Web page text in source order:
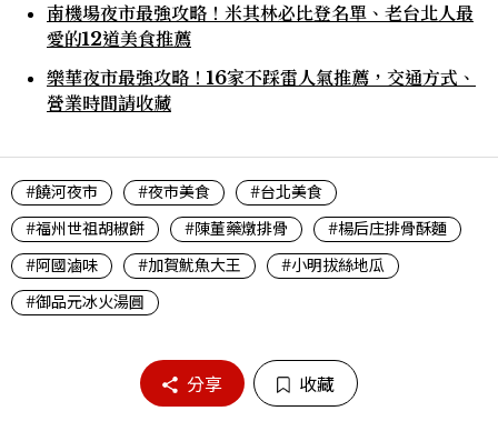
南機場夜市最強攻略！米其林必比登名單、老台北人最
愛的12道美食推薦
樂華夜市最強攻略！16家不踩雷人氣推薦，交通方式、
營業時間請收藏
#饒河夜市 #夜市美食
#台北美食
#福州世祖胡椒餅
#陳董藥燉排骨
#楊后庄排骨酥麵
#阿國滷味
#加賀魷魚大王
#小明拔絲地瓜
#御品元冰火湯圓
分享 收藏